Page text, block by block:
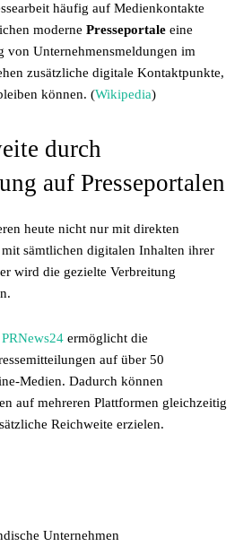
häufig auf Medienkontakte
moderne Presseportale eine
von Unternehmensmeldungen im
zusätzliche digitale Kontaktpunkte,
können. (Wikipedia)
durch
auf Presseportalen
heute nicht nur mit direkten
sämtlichen digitalen Inhalten ihrer
wird die gezielte Verbreitung
PRNews24 ermöglicht die
auf über 50
Medien. Dadurch können
auf mehreren Plattformen gleichzeitig
Reichweite erzielen.
Unternehmen